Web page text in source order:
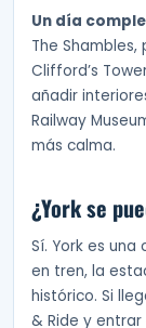
Un día
The
Clifford’s
añadir
Railway
más calma.
¿York se
Sí. York es
en tren, la
histórico. Si
& Ride y